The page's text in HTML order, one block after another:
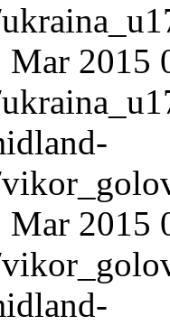
Mar 2015
Mar 2015